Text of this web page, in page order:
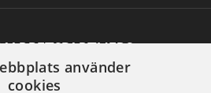
använder
cookies